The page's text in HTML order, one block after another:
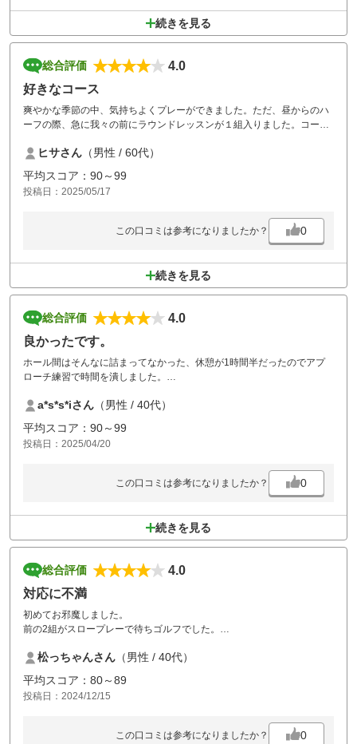
続きを見る
総合評価
4.0
好きなコース
爽やかな季節の中、気持ちよくプレーができました。ただ、昼からのハ
ーフの際、急に我々の前にラウンドレッスンが１組入りました。コース
初心者へのラウンドレッスンは、一般客がプレーする時間帯を避けるよ
う工夫をお願いします。
ヒサさん （男性 / 60代）
平均スコア：90～99
投稿日：2025/05/17
この口コミは参考になりましたか？ 0
続きを見る
総合評価
4.0
良かったです。
ホール間はそんなに詰まってなかった、休憩が1時間半だったのでアプ
ローチ練習で時間を潰しました。
a*s*s*iさん （男性 / 40代）
平均スコア：90～99
投稿日：2025/04/20
この口コミは参考になりましたか？ 0
続きを見る
総合評価
4.0
対応に不満
初めてお邪魔しました。
前の2組がスロープレーで待ちゴルフでした。
せんでした。
マスター室に前の組が遅いと伝えると前じゃなくて2つ前が遅いと逆ギ
レした感じで言われました。
わかってるなら、ちゃんと対応して下さい。
松っちゃんさん （男性 / 40代）
平均スコア：80～89
投稿日：2024/12/15
この口コミは参考になりましたか？ 0